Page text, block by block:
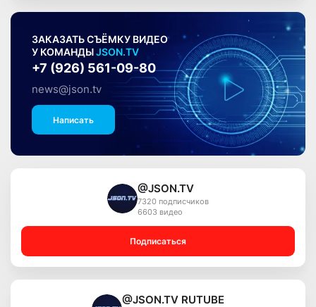
ЗАКАЗАТЬ СЪЁМКУ ВИДЕО
У КОМАНДЫJSON.TV
+7 (926) 561-09-80
news@json.tv
Написать
@JSON.TV
7320 подписчиков
6603 видео
Подписаться
@JSON.TV RUTUBE